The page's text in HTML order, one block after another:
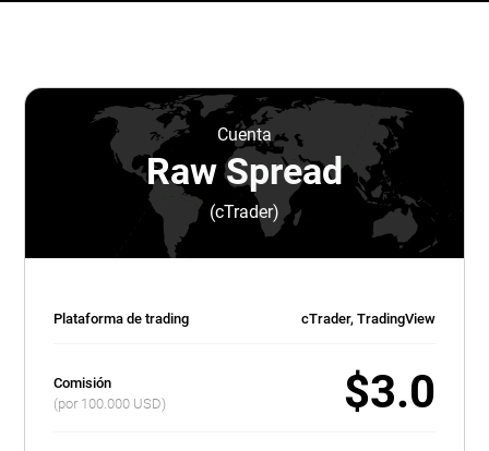
Cuenta
Raw Spread
(cTrader)
Plataforma de trading cTrader, TradingView
Comisión
(por 100.000 USD)
$3.0